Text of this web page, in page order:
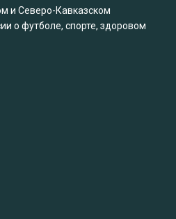
и Северо-Кавказском
о футболе, спорте, здоровом